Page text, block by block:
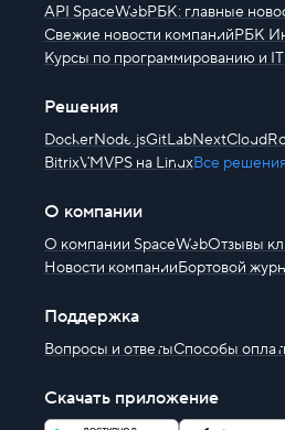
API SpaceWebРБК: главные
Свежие новости компанийРБК
Курсы по программированию и IT
Решения
DockerNode.jsGitLabNextCloud
BitrixVMVPS на LinuxВсе
О компании
О компании SpaceWebОтзывы
Новости компанииБортовой
Поддержка
Вопросы и ответыСпособы
Скачать приложение